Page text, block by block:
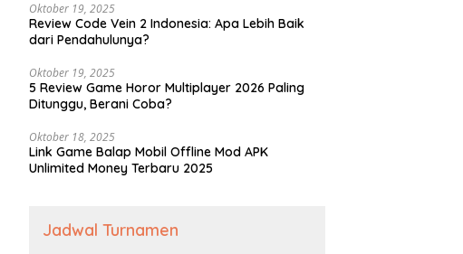
Oktober 19, 2025
Review Code Vein 2 Indonesia: Apa Lebih Baik
dari Pendahulunya?
Oktober 19, 2025
5 Review Game Horor Multiplayer 2026 Paling
Ditunggu, Berani Coba?
Oktober 18, 2025
Link Game Balap Mobil Offline Mod APK
Unlimited Money Terbaru 2025
Jadwal Turnamen